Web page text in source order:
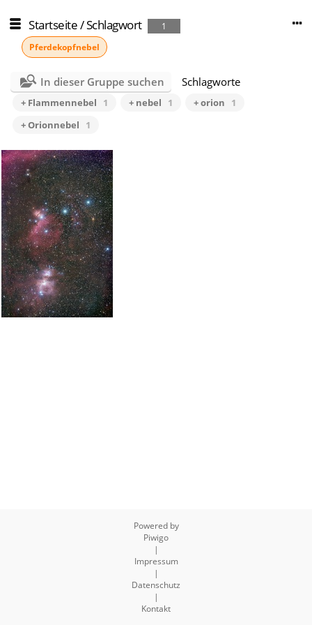
Startseite/Schlagwort
1
Pferdekopfnebel
In dieser Gruppe suchen Schlagworte
+ Flammennebel 1 + nebel 1 + orion
1
+ Orionnebel
1
Powered by
Piwigo
|
Impressum
|
Datenschutz
|
Kontakt